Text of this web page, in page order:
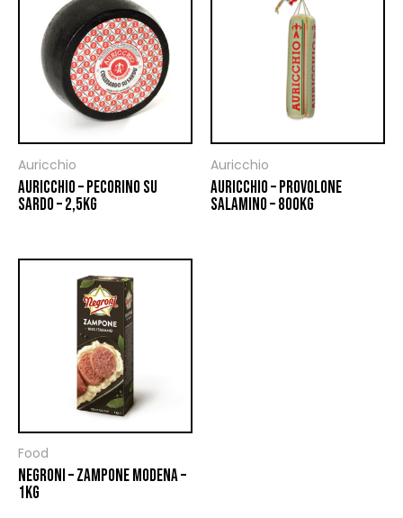
Auricchio
AURICCHIO – PECORINO SU
SARDO – 2,5KG
Auricchio
AURICCHIO – PROVOLONE
SALAMINO – 800KG
Food
NEGRONI – ZAMPONE MODENA –
1KG